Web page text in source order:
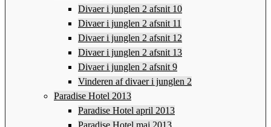
Divaer i junglen 2 afsnit 10
Divaer i junglen 2 afsnit 11
Divaer i junglen 2 afsnit 12
Divaer i junglen 2 afsnit 13
Divaer i junglen 2 afsnit 9
Vinderen af divaer i junglen 2
Paradise Hotel 2013
Paradise Hotel april 2013
Paradise Hotel maj 2013